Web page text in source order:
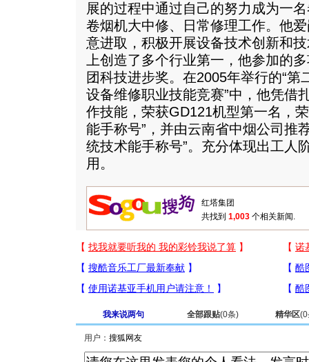
展的过程中通过自己的努力成为一
卷烟机大中修、日常修理工作。他
意进取，积极开展设备技术创新和
上创造了多个行业第一，他参加的
团科技进步奖。在2005年举行的“
设备维修职业技能竞赛”中，他凭借
作技能，荣获GD121机型第一名，
能手称号”，并由云南省中烟公司推
统技术能手称号”。充分体现出工人
用。
共找到 1,003 个相关新闻.
我来说两句 全部跟贴(0条) 精华区(0
用户：